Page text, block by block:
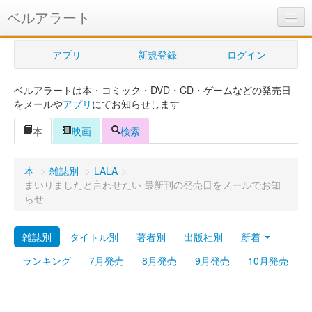
ベルアラート
ベルアラートとは
ヘルプ
新規登録
ログイン
購入管理
プレミアム
アプリ 新規登録 ログイン
ベルアラートは本・コミック・DVD・CD・ゲームなどの発売日
をメールやアプリ にてお知らせします
本
映画 検索
本 > 雑誌別 > LALA >
まいりましたと言わせたい 最新刊の発売日をメールでお知
らせ
雑誌別 タイトル別 著者別 出版社別
新着
ランキング
7月発売 8月発売 9月発売 10月発売